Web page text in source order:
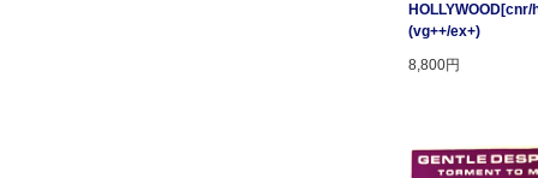
(vg++/ex+)
8,800円